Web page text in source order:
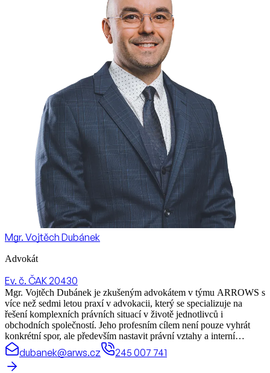
Mgr. Vojtěch Dubánek
Advokát
Ev. č. ČAK 20430
Mgr. Vojtěch Dubánek je zkušeným advokátem v týmu ARROWS s
více než sedmi letou praxí v advokacii, který se specializuje na
řešení komplexních právních situací v životě jednotlivců i
obchodních společností. Jeho profesním cílem není pouze vyhrát
konkrétní spor, ale především nastavit právní vztahy a interní
procesy klientů tak, aby byly funkční, bezpečné a dlouhodobě
udržitelné.
dubanek@arws.cz 245 007 741